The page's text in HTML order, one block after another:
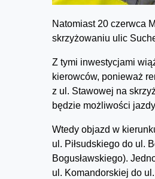
Natomiast 20 czerwca
skrzyżowaniu ulic
Z tymi inwestycjami
kierowców, ponieważ
z ul. Stawowej na
będzie możliwości
Wtedy objazd w
ul. Piłsudskiego do ul.
Bogusławskiego).
ul. Komandorskiej do